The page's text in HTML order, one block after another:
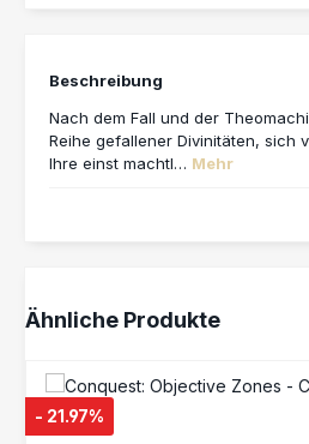
Beschreibung
Nach dem Fall und der
Reihe gefallener Divinitäten, sich
Ihre einst machtl… Mehr
Produktgalerie überspringen
Ähnliche Produkte
- 21.97%